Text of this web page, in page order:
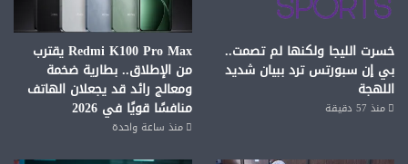
خسرت الليجا ولكنها لم تصمت..
بي إن سبورتس ترد ببيان شديد
اللهجة
منذ 57 دقيقة
Redmi K100 Pro Max يقترب
من الإطلاق.. بطارية ضخمة
ومعالج رائد قد يجعلان الهاتف
منافسًا قويًا في 2026
منذ ساعة واحدة